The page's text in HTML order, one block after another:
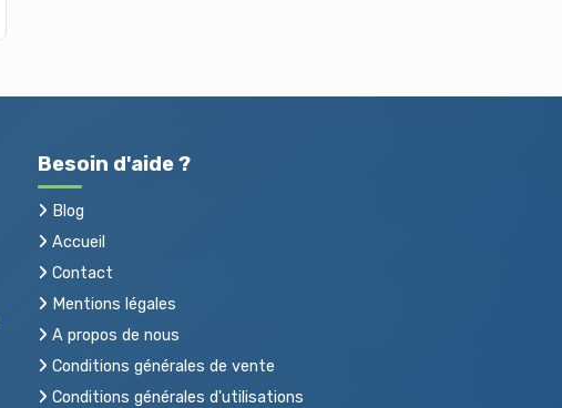
Besoin d'aide ?
Blog
Accueil
Contact
Mentions légales
A propos de nous
Conditions générales de vente
Conditions générales d'utilisations